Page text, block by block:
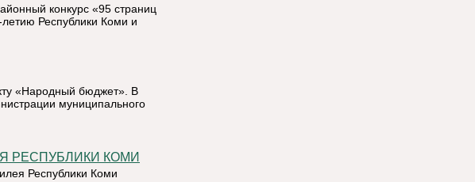
конкурс «95 страниц
Республики Коми и
«Народный бюджет». В
муниципального
РЕСПУБЛИКИ КОМИ
Республики Коми